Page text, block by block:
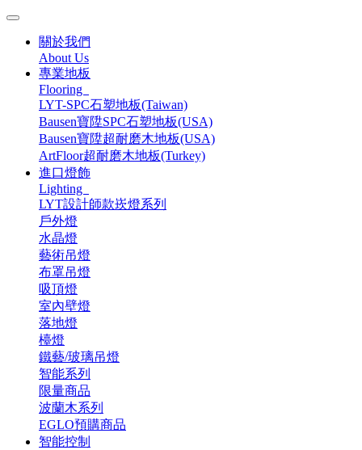
關於我們
About Us
專業地板
Flooring
LYT-SPC石塑地板(Taiwan)
Bausen寶陞SPC石塑地板(USA)
Bausen寶陞超耐磨木地板(USA)
ArtFloor超耐磨木地板(Turkey)
進口燈飾
Lighting
LYT設計師款崁燈系列
戶外燈
水晶燈
藝術吊燈
布罩吊燈
吸頂燈
室內壁燈
落地燈
檯燈
鐵藝/玻璃吊燈
智能系列
限量商品
波蘭木系列
EGLO預購商品
智能控制